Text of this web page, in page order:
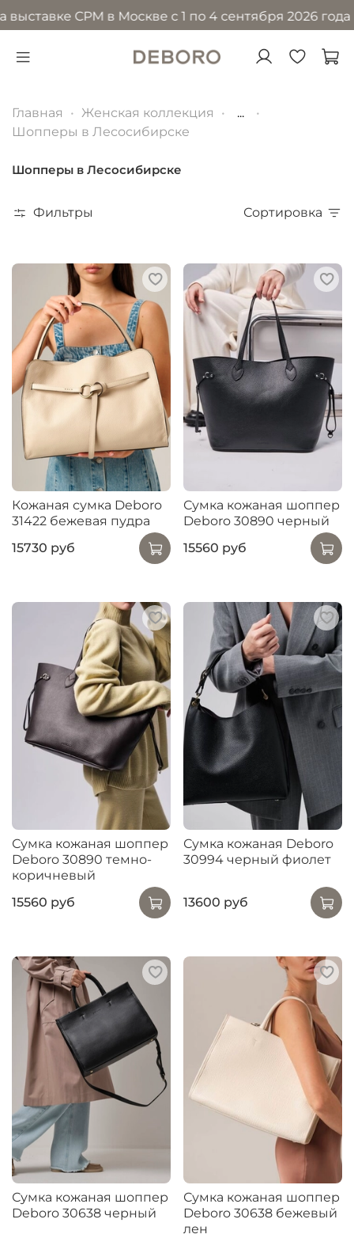
CPM в Москве с 1 по 4 сентября 2026 года в
Главная Женская коллекция
...
Шопперы в Лесосибирске
Шопперы в Лесосибирске
Фильтры Сортировка
Кожаная сумка Deboro
31422 бежевая пудра
15730 руб
Сумка кожаная шоппер
Deboro 30890 черный
15560 руб
Сумка кожаная шоппер
Deboro 30890 темно-
коричневый
15560 руб
Сумка кожаная Deboro
30994 черный фиолет
13600 руб
Сумка кожаная шоппер
Deboro 30638 черный
Сумка кожаная шоппер
Deboro 30638 бежевый
лен